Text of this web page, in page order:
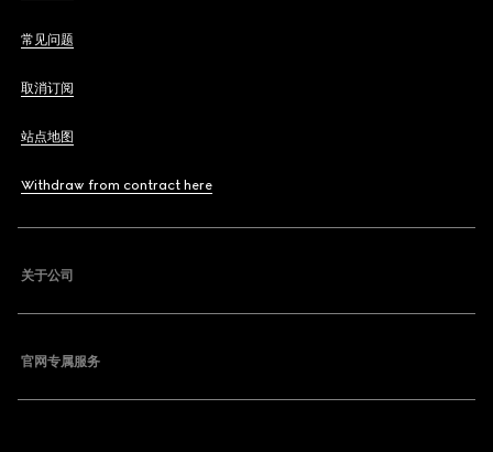
常见问题
取消订阅
站点地图
Withdraw from contract here
关于公司
官网专属服务